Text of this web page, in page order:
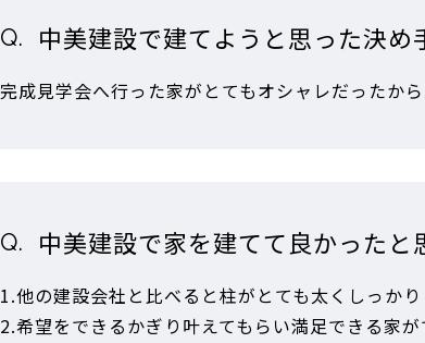
中美建設で建てようと思った決め
完成見学会へ行った家がとてもオシャレだったか
中美建設で家を建てて良かったと
1.他の建設会社と比べると柱がとても太くしっかり
2.希望をできるかぎり叶えてもらい満足できる家が